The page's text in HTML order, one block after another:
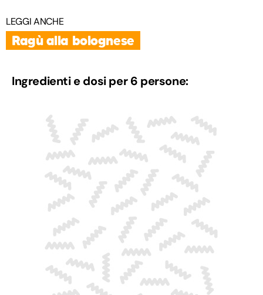
LEGGI ANCHE
Ragù alla bolognese
Ingredienti e dosi per 6 persone: